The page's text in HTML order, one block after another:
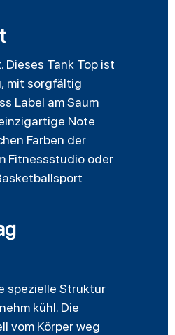
Tank Top ist
mit sorgfältig
Label am Saum
Note
Farben der
Fitnessstudio oder
spezielle Struktur
kühl. Die
vom Körper weg